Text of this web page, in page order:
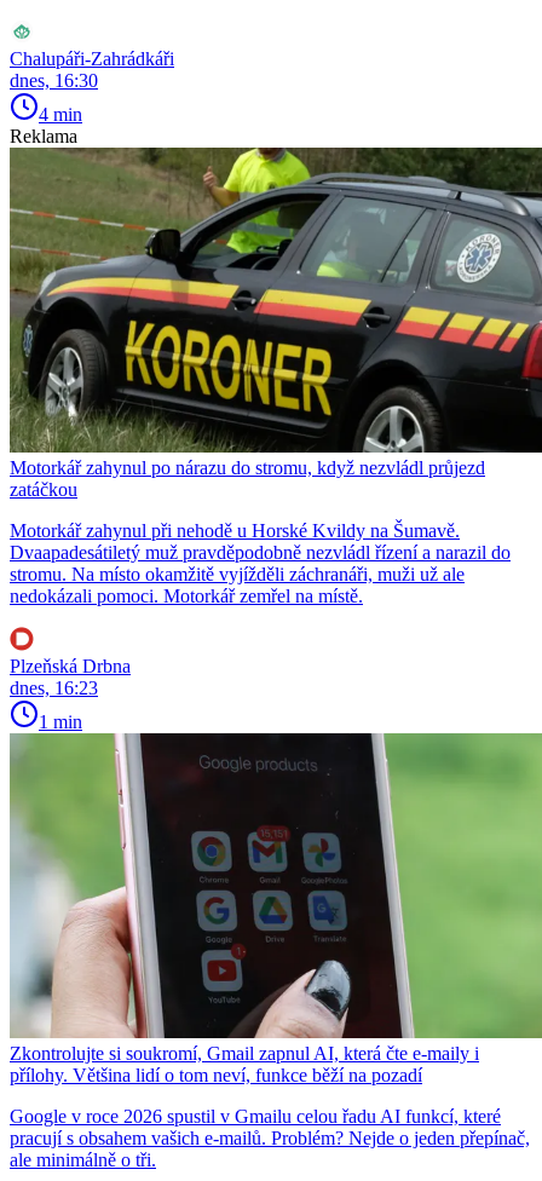
Chalupáři-Zahrádkáři
dnes, 16:30
4 min
Reklama
Motorkář zahynul po nárazu do stromu, když nezvládl průjezd
zatáčkou
Motorkář zahynul při nehodě u Horské Kvildy na Šumavě.
Dvaapadesátiletý muž pravděpodobně nezvládl řízení a narazil do
stromu. Na místo okamžitě vyjížděli záchranáři, muži už ale
nedokázali pomoci. Motorkář zemřel na místě.
Plzeňská Drbna
dnes, 16:23
1 min
Zkontrolujte si soukromí, Gmail zapnul AI, která čte e-maily i
přílohy. Většina lidí o tom neví, funkce běží na pozadí
Google v roce 2026 spustil v Gmailu celou řadu AI funkcí, které
pracují s obsahem vašich e-mailů. Problém? Nejde o jeden přepínač,
ale minimálně o tři.